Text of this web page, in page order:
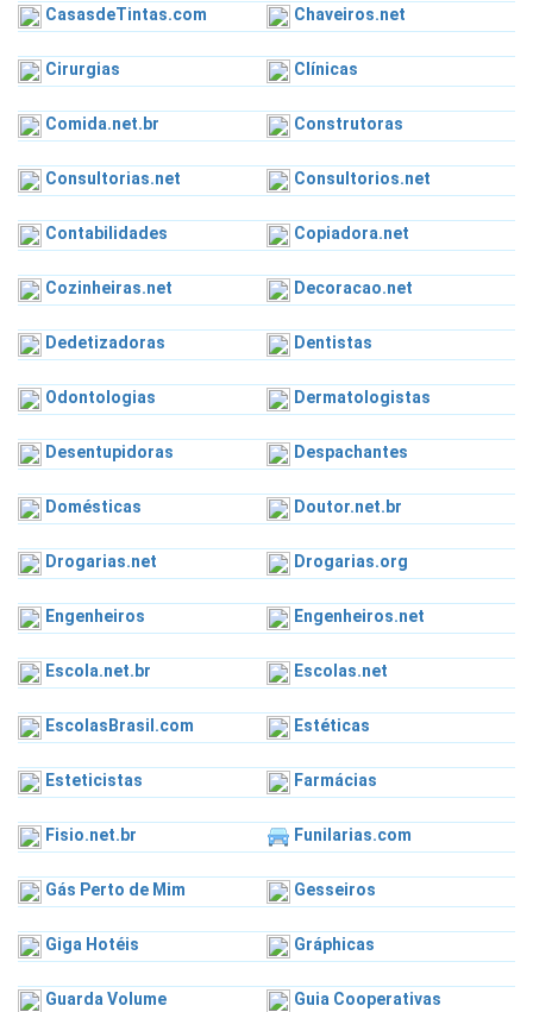
CasasdeTintas.com Chaveiros.net
Cirurgias Clínicas
Comida.net.br Construtoras
Consultorias.net Consultorios.net
Contabilidades Copiadora.net
Cozinheiras.net Decoracao.net
Dedetizadoras Dentistas
Odontologias Dermatologistas
Desentupidoras Despachantes
Domésticas Doutor.net.br
Drogarias.net Drogarias.org
Engenheiros Engenheiros.net
Escola.net.br Escolas.net
EscolasBrasil.com Estéticas
Esteticistas Farmácias
Fisio.net.br Funilarias.com
Gás Perto de Mim Gesseiros
Giga Hotéis Gráphicas
Guarda Volume Guia Cooperativas